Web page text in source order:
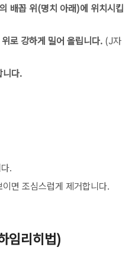
배꼽 위(명치 아래)에 위치시킵
로 강하게 밀어 올립니다. (J자
니다.
.
면 조심스럽게 제거합니다.
임리히법)